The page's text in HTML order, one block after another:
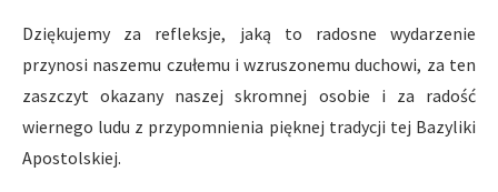
Dziękujemy za refleksje, jaką to radosne wydarzenie
przynosi naszemu czułemu i wzruszonemu duchowi, za ten
zaszczyt okazany naszej skromnej osobie i za radość
wiernego ludu z przypomnienia pięknej tradycji tej Bazyliki
Apostolskiej.